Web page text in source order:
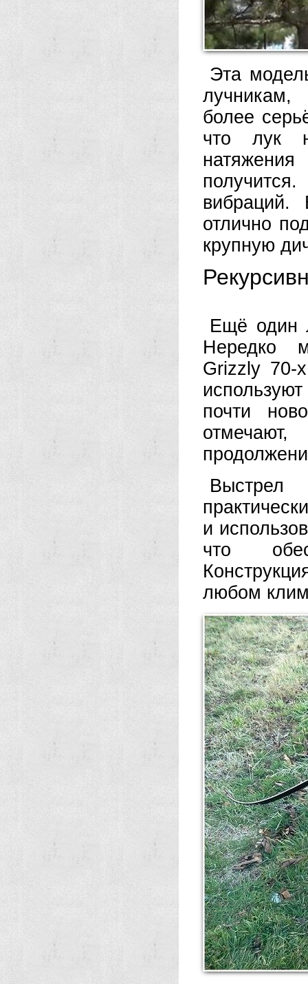
Эта
лучникам,
более
что лук
отлично
крупную
Ещё один
Нередко
Grizzly 70-
почти
и
что
любом